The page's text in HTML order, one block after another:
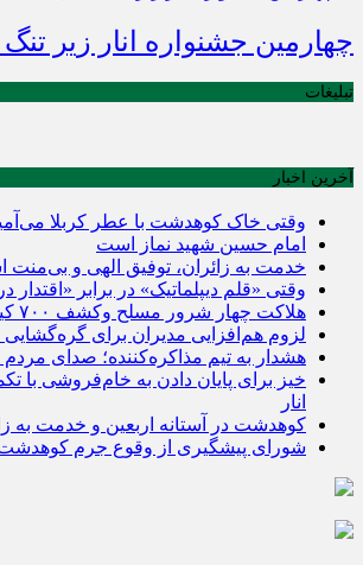
چهارمین جشنواره انار زیر
تبلیغات
آخرین اخبار
وقتی خاک کوهدشت با عطر کربلا
امام حسین شهید نماز است
خدمت به زائران، توفیق الهی و
وقتی «قلم دیپلماتیک» در برابر «اقتدار
هلاکت چهار شرور مسلح وکشف ۷۰۰ کیلوگرم مواد مخدر
لزوم هم‌افزایی مدیران برای
هشدار به تیم مذاکره‌کننده؛ صدای مردم
خیز برای پایان دادن به خام‌فروشی با
انار
کوهدشت در آستانه اربعین و خدمت‌ به
شورای پیشگیری از وقوع جرم